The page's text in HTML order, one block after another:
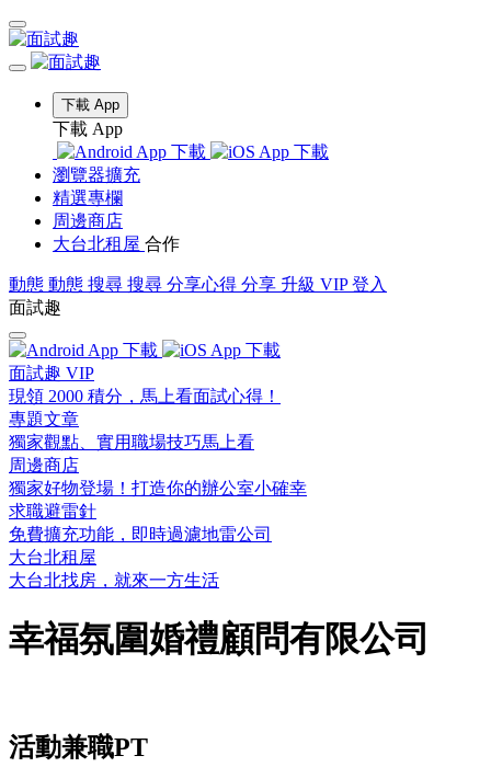
下載 App
下載 App
瀏覽器擴充
精選專欄
周邊商店
大台北租屋 合作
動態 動態 搜尋 搜尋 分享心得 分享 升級 VIP 登入
面試趣
面試趣 VIP
現領 2000 積分，馬上看面試心得！
專題文章
獨家觀點、實用職場技巧馬上看
周邊商店
獨家好物登場！打造你的辦公室小確幸
求職避雷針
免費擴充功能，即時過濾地雷公司
大台北租屋
大台北找房，就來一方生活
幸福氛圍婚禮顧問有限公司
活動兼職PT